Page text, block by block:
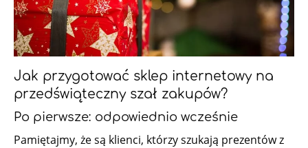
Jak przygotować sklep internetowy na
przedświąteczny szał zakupów?
Po pierwsze: odpowiednio wcześnie
Pamiętajmy, że są klienci, którzy szukają prezentów z